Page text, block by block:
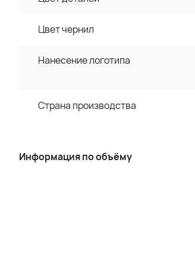
Цвет чернил
Нанесение логотипа
Страна производства
Информация по объёму